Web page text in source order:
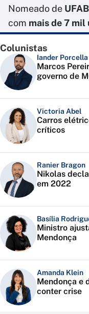
Nomeado de
com mais de 7 mil
Colunistas
Iander Porcella
Marcos
governo de
Victoria Abel
Carros
críticos
Ranier Bragon
Nikolas
em 2022
Basília
Ministro
Mendonça
Amanda Klein
Mendonça e
conter crise